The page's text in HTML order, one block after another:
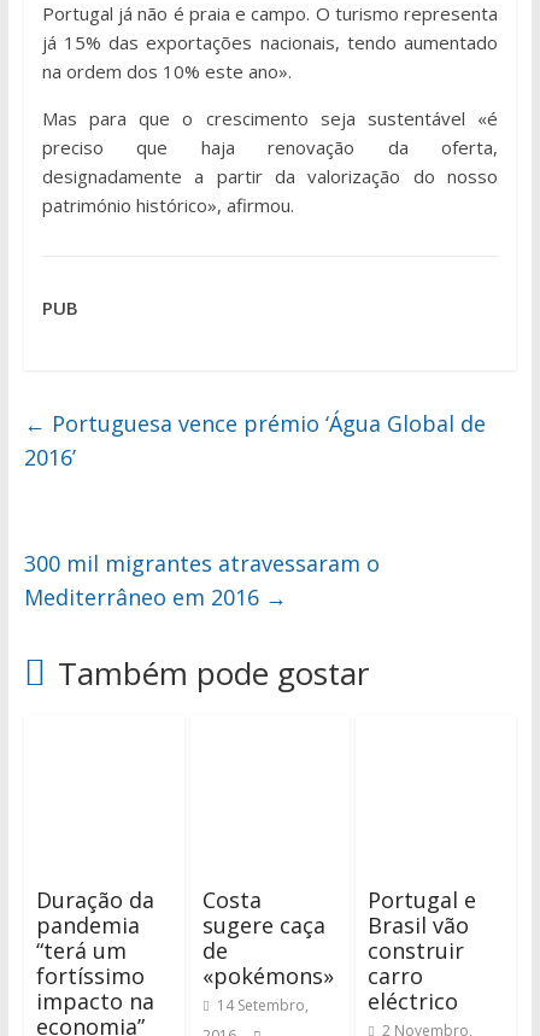
Portugal já não é praia e campo. O turismo representa
já 15% das exportações nacionais, tendo aumentado
na ordem dos 10% este ano».
Mas para que o crescimento seja sustentável «é
preciso que haja renovação da oferta,
designadamente a partir da valorização do nosso
património histórico», afirmou.
PUB
← Portuguesa vence prémio ‘Água Global de
2016’
300 mil migrantes atravessaram o
Mediterrâneo em 2016 →
Também pode gostar
Duração da
pandemia
“terá um
fortíssimo
impacto na
economia”
Costa
sugere caça
de
«pokémons»
14 Setembro,
Portugal e
Brasil vão
construir
carro
eléctrico
2 Novembro,